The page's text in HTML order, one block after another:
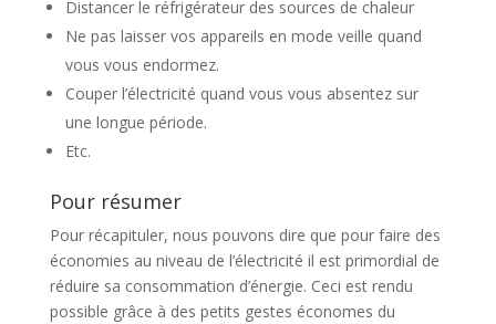
Distancer le réfrigérateur des sources de chaleur
Ne pas laisser vos appareils en mode veille quand
vous vous endormez.
Couper l’électricité quand vous vous absentez sur
une longue période.
Etc.
Pour résumer
Pour récapituler, nous pouvons dire que pour faire des
économies au niveau de l’électricité il est primordial de
réduire sa consommation d’énergie. Ceci est rendu
possible grâce à des petits gestes économes du